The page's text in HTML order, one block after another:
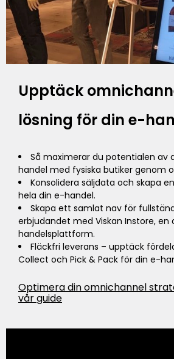
Upptäck
lösning för din e-
Så maximerar du potentialen av
handel med fysiska butiker genom
Konsolidera säljdata och skapa
hela din e-handel.
Skapa ett samlat nav för
erbjudandet med Viskan Instore, en
handelsplattform.
Fläckfri leverans – upptäck
Collect och Pick & Pack för din e-
Optimera din omnichannel
vår guide